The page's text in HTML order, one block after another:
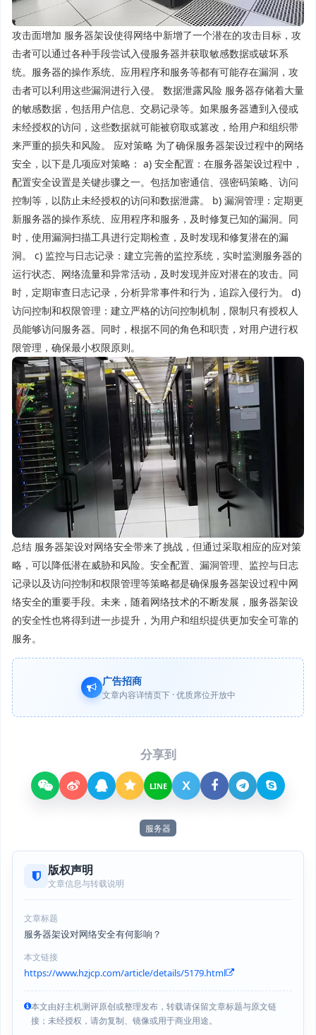
攻击面增加 服务器架设使得网络中新增了一个潜在的攻击目标，攻
击者可以通过各种手段尝试入侵服务器并获取敏感数据或破坏系
统。服务器的操作系统、应用程序和服务等都有可能存在漏洞，攻
击者可以利用这些漏洞进行入侵。 数据泄露风险 服务器存储着大量
的敏感数据，包括用户信息、交易记录等。如果服务器遭到入侵或
未经授权的访问，这些数据就可能被窃取或篡改，给用户和组织带
来严重的损失和风险。 应对策略 为了确保服务器架设过程中的网络
安全，以下是几项应对策略： a) 安全配置：在服务器架设过程中，
配置安全设置是关键步骤之一。包括加密通信、强密码策略、访问
控制等，以防止未经授权的访问和数据泄露。 b) 漏洞管理：定期更
新服务器的操作系统、应用程序和服务，及时修复已知的漏洞。同
时，使用漏洞扫描工具进行定期检查，及时发现和修复潜在的漏
洞。 c) 监控与日志记录：建立完善的监控系统，实时监测服务器的
运行状态、网络流量和异常活动，及时发现并应对潜在的攻击。同
时，定期审查日志记录，分析异常事件和行为，追踪入侵行为。 d)
访问控制和权限管理：建立严格的访问控制机制，限制只有授权人
员能够访问服务器。同时，根据不同的角色和职责，对用户进行权
限管理，确保最小权限原则。
总结 服务器架设对网络安全带来了挑战，但通过采取相应的应对策
略，可以降低潜在威胁和风险。安全配置、漏洞管理、监控与日志
记录以及访问控制和权限管理等策略都是确保服务器架设过程中网
络安全的重要手段。未来，随着网络技术的不断发展，服务器架设
的安全性也将得到进一步提升，为用户和组织提供更加安全可靠的
服务。
广告招商
文章内容详情页下 · 优质席位开放中
分享到
LINE X
服务器
版权声明
文章信息与转载说明
文章标题
服务器架设对网络安全有何影响？
本文链接
https://www.hzjcp.com/article/details/5179.html
本文由好主机测评原创或整理发布，转载请保留文章标题与原文链
接；未经授权，请勿复制、镜像或用于商业用途。